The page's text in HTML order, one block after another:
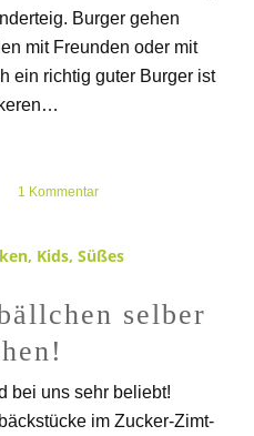
Burger gehen
mit Freunden oder mit
ein richtig guter Burger ist
1 Kommentar
, Kids, Süßes
selber
bei uns sehr beliebt!
im Zucker-Zimt-